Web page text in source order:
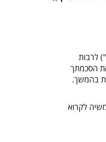
") לרבות
הסכמתך
בהמשך.
לקרוא